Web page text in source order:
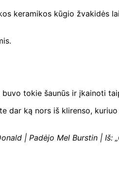
keramikos kūgio žvakidės
tokie šaunūs ir įkainoti
dar ką nors iš klirenso,
| Padėjo Mel Burstin | Iš: